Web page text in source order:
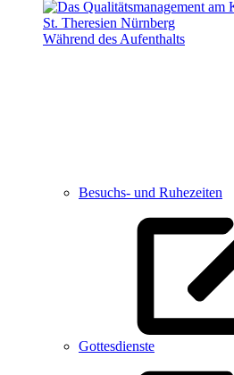
Während des Aufenthalts
Besuchs- und Ruhezeiten
Gottesdienste